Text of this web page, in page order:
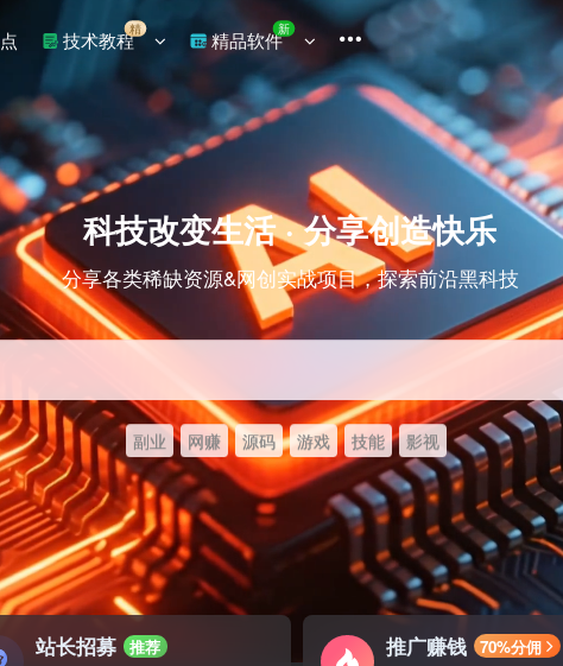
技术教程精 精品软件新
科技改变生活 · 分享创造快乐
分享各类稀缺资源&网创实战项目，探索前沿黑科技
副业 网赚 源码 游戏 技能 影视
站长招募 推荐 推广赚钱 70%分佣